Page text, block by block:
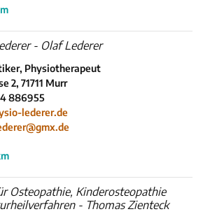
- Olaf Lederer
Physiotherapeut
2, 71711 Murr
886955
lederer.de
Osteopathie, Kinderosteopathie
- Thomas Zienteck